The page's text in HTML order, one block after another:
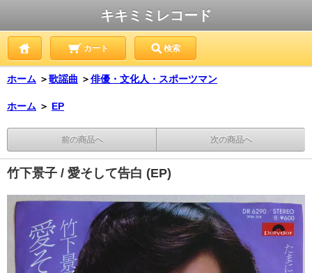
キキミミレコード
カート 検索
ホーム ＞歌謡曲 ＞俳優・文化人・スポーツマン
ホーム ＞ EP
前の商品へ 次の商品へ
竹下景子 / 愛そして告白 (EP)